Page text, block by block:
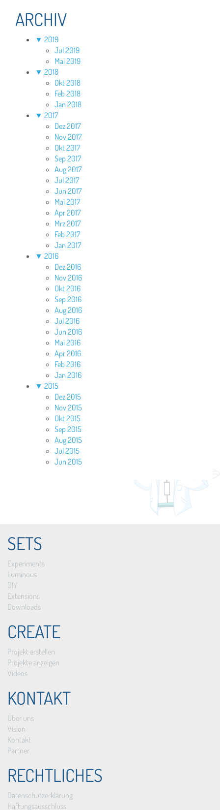
ARCHIV
▼ 2019
Jul 2019
Mai 2019
▼ 2018
Okt 2018
Feb 2018
Jan 2018
▼ 2017
Dez 2017
Nov 2017
Okt 2017
Sep 2017
Aug 2017
Jul 2017
Jun 2017
Mai 2017
Apr 2017
Mrz 2017
Feb 2017
Jan 2017
▼ 2016
Dez 2016
Nov 2016
Okt 2016
Sep 2016
Aug 2016
Jul 2016
Jun 2016
Mai 2016
Apr 2016
Feb 2016
Jan 2016
▼ 2015
Dez 2015
Nov 2015
Okt 2015
Sep 2015
Aug 2015
Jul 2015
Jun 2015
SETS
Experiments
Luminous
DIY
Extensions
Downloads
CREATE
Projekt erstellen
Projekte anzeigen
Videos
KONTAKT
Über uns
Vision
Kontakt
Partner
RECHTLICHES
Datenschutzerklärung
Haftungsausschluss